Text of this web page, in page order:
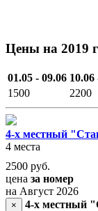
Цены на 2019
01.05 - 09.06 10.06
1500
2200
4-х местный
4 места
2500 руб.
цена за номер
на Август 2026
×
4-х местный